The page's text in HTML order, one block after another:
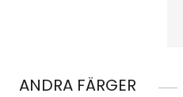
ANDRA FÄRGER